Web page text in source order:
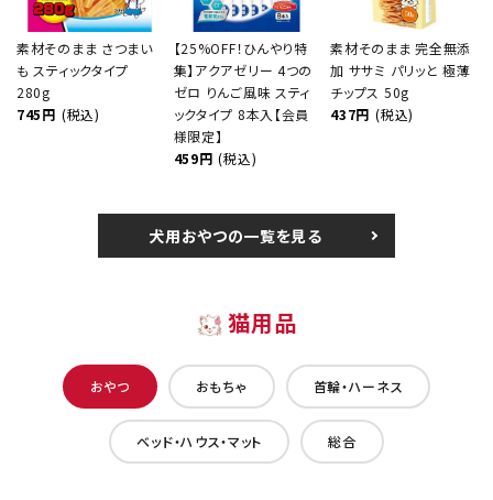
素材そのまま さつまい
も スティックタイプ
280g
745円 (税込)
【25%OFF！ひんやり特
集】アクアゼリー 4つの
ゼロ りんご風味 スティ
ックタイプ 8本入【会員
様限定】
459円 (税込)
素材そのまま 完全無添
加 ササミ パリッと 極薄
チップス 50g
437円 (税込)
犬用おやつの一覧を見る
猫用品
おやつ おもちゃ 首輪・ハーネス
ベッド・ハウス・マット 総合